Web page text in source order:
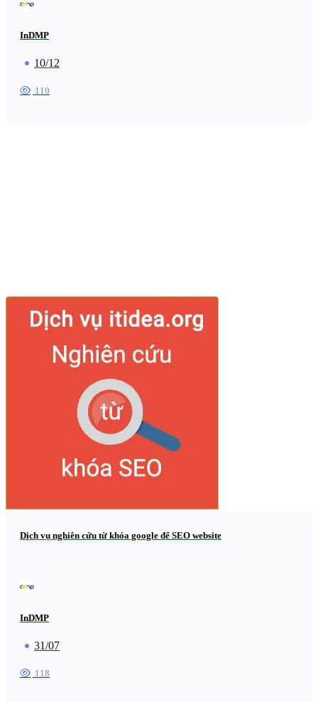
InDMP
10/12
119
Dịch vụ nghiên cứu từ khóa google để SEO website
InDMP
31/07
118